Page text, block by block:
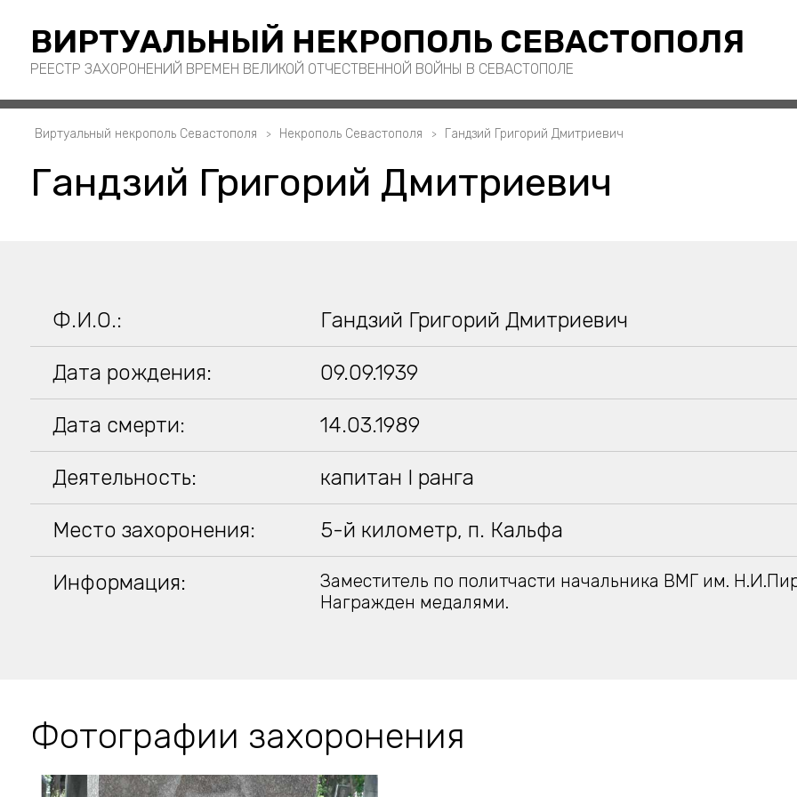
ВИРТУАЛЬНЫЙ НЕКРОПОЛЬ СЕВАСТОПОЛЯ
РЕЕСТР ЗАХОРОНЕНИЙ ВРЕМЕН ВЕЛИКОЙ ОТЧЕСТВЕННОЙ ВОЙНЫ В СЕВАСТОПОЛЕ
Виртуальный некрополь Севастополя Некрополь Севастополя Гандзий Григорий Дмитриевич
Гандзий Григорий Дмитриевич
Ф.И.О.: Гандзий Григорий Дмитриевич
Дата рождения: 09.09.1939
Дата смерти: 14.03.1989
Деятельность: капитан I ранга
Место захоронения: 5-й километр, п. Кальфа
Информация:
Заместитель по политчасти начальника ВМГ им.
Награжден медалями.
Фотографии захоронения